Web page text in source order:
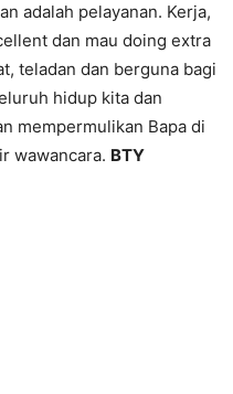
adalah pelayanan. Kerja,
dan mau doing extra
teladan dan berguna bagi
hidup kita dan
mempermulikan Bapa di
wawancara. BTY